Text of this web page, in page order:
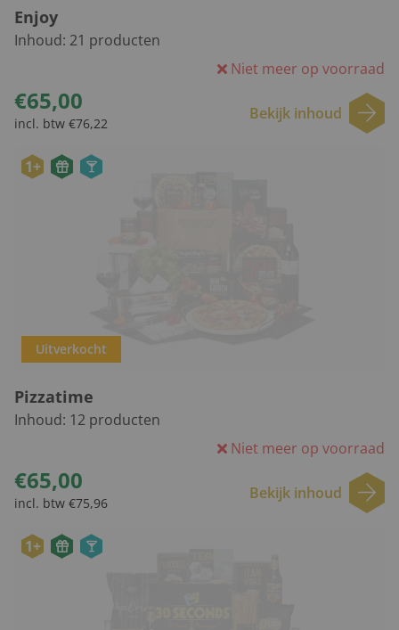
Enjoy
Inhoud: 21 producten
Niet meer op voorraad
€65,00
incl. btw €76,22
Bekijk inhoud
1+
Uitverkocht
Pizzatime
Inhoud: 12 producten
Niet meer op voorraad
€65,00
incl. btw €75,96
Bekijk inhoud
1+